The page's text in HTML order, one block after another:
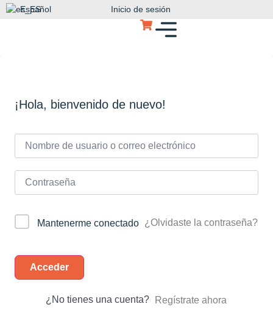
Español Inicio de sesión
¡Hola, bienvenido de nuevo!
Mantenerme conectado ¿Olvidaste la contraseña?
Acceder
¿No tienes una cuenta? Regístrate ahora